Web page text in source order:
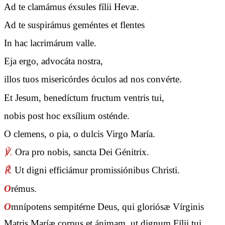
Ad te clamámus éxsules fílii Hevæ.
Ad te suspirámus geméntes et flentes
In hac lacrimárum valle.
Eja ergo, advocáta nostra,
illos tuos misericórdes óculos ad nos convérte.
Et Jesum, benedíctum fructum ventris tui,
nobis post hoc exsílium osténde.
O clemens, o pia, o dulcis Virgo María.
℣. Ora pro nobis, sancta Dei Génitrix.
℟. Ut digni efficiámur promissiónibus Christi.
Orémus.
Omnípotens sempitérne Deus, qui gloriósæ Vírginis